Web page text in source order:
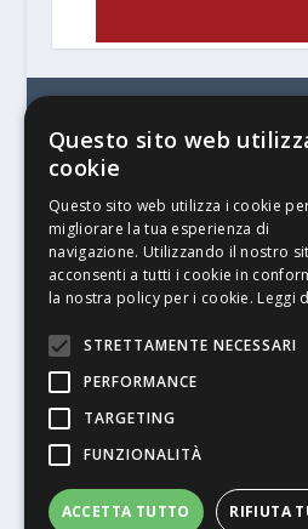
© Stratego Group –
racconta le innovazioni
aziende di stampa e di
riferimento per chi opera in
comunicazione stampata. Oltre
propria community diversi
Lavoro, la Print Connection, i
Stampamedia.net è una delle
Partita IVA
Contatti–Informativa
Questo sito web
cookie
Questo sito web utilizza i cookie
migliorare la tua esperienza di
navigazione. Utilizzando il nostro
acconsenti a tutti i cookie in
la nostra policy per i cookie. Leggi
STRETTAMENTE NECESSARI
PERFORMANCE
TARGETING
FUNZIONALITÀ
ACCETTA TUTTO RIFIUTA